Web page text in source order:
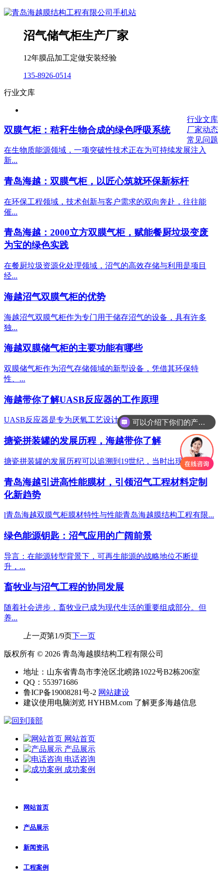
沼气储气柜生产厂家
12年膜品加工定做安装经验
135-8926-0514
行业文库
行业文库
厂家动态
常见问题
双膜气柜：秸秆生物合成的绿色呼吸系统
在生物质能源领域，一项突破性技术正在为可持续发展注入
新...
青岛海越：双膜气柜，以匠心筑就环保新标杆
在环保工程领域，技术创新与客户需求的双向奔赴，往往能
催...
‌青岛海越：2000立方双膜气柜，赋能餐厨垃圾变废
为宝的绿色实践
在餐厨垃圾资源化处理领域，沼气的高效存储与利用是项目
经...
海越沼气双膜气柜的优势
海越沼气双膜气柜作为专门用于储存沼气的设备，具有许多
独...
海越双膜储气柜的主要功能有哪些
双膜储气柜作为沼气存储领域的新型设备，凭借其环保特
性、...
海越带你了解UASB反应器的工作原理
UASB反应器是专为厌氧工艺设计的特殊装置，属于污水处...
搪瓷拼装罐的发展历程，海越带你了解
搪瓷拼装罐的发展历程可以追溯到19世纪，当时出现了用于...
青岛海越引进高性能膜材，引领沼气工程材料定制
化新趋势
l青岛海越双膜气柜膜材特性与性能青岛海越膜结构工程有限...
绿色能源钥匙：沼气应用的广阔前景
导言：在能源转型背景下，可再生能源的战略地位不断提
升，...
畜牧业与沼气工程的协同发展
随着社会进步，畜牧业已成为现代生活的重要组成部分。但
养...
上一页第1/9页下一页
版权所有 © 2026 青岛海越膜结构工程有限公司
地址：山东省青岛市李沧区北崂路1022号B2栋206室
QQ：553971686
鲁ICP备19008281号-2 网站建设
建议使用电脑浏览 HYHBM.com 了解更多海越信息
网站首页
产品展示
电话咨询
成功案例
网站首页
产品展示
新闻资讯
工程案例
可以介绍下你们的产品么？